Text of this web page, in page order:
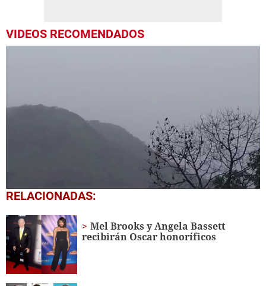
VIDEOS RECOMENDADOS
0
seconds
minute,
3
seconds
RELACIONADAS:
Mel Brooks y Angela Bassett
recibirán Oscar honoríficos